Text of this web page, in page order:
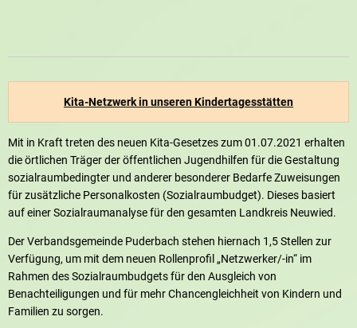
Kita-Netzwerk in unseren Kindertagesstätten
Mit in Kraft treten des neuen Kita-Gesetzes zum 01.07.2021 erhalten
die örtlichen Träger der öffentlichen Jugendhilfen für die Gestaltung
sozialraumbedingter und anderer besonderer Bedarfe Zuweisungen
für zusätzliche Personalkosten (Sozialraumbudget). Dieses basiert
auf einer Sozialraumanalyse für den gesamten Landkreis Neuwied.
Der Verbandsgemeinde Puderbach stehen hiernach 1,5 Stellen zur
Verfügung, um mit dem neuen Rollenprofil „Netzwerker/-in“ im
Rahmen des Sozialraumbudgets für den Ausgleich von
Benachteiligungen und für mehr Chancengleichheit von Kindern und
Familien zu sorgen.